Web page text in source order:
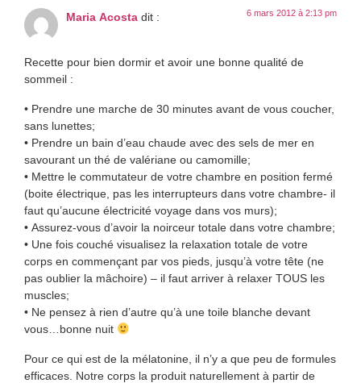
Maria Acosta dit : 6 mars 2012 à 2:13 pm
Recette pour bien dormir et avoir une bonne qualité de
sommeil :
• Prendre une marche de 30 minutes avant de vous coucher,
sans lunettes;
• Prendre un bain d’eau chaude avec des sels de mer en
savourant un thé de valériane ou camomille;
• Mettre le commutateur de votre chambre en position fermé
(boite électrique, pas les interrupteurs dans votre chambre- il
faut qu’aucune électricité voyage dans vos murs);
• Assurez-vous d’avoir la noirceur totale dans votre chambre;
• Une fois couché visualisez la relaxation totale de votre
corps en commençant par vos pieds, jusqu’à votre tête (ne
pas oublier la mâchoire) – il faut arriver à relaxer TOUS les
muscles;
• Ne pensez à rien d’autre qu’à une toile blanche devant
vous…bonne nuit
Pour ce qui est de la mélatonine, il n’y a que peu de formules
efficaces. Notre corps la produit naturellement à partir de